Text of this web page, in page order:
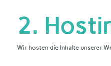
2.
Wir hosten die Inhalte unserer